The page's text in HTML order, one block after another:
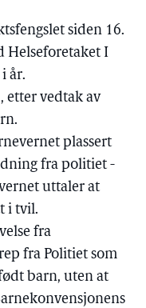
siden 16.
Helseforetaket I
år.
etter vedtak av
plassert
fra politiet -
uttaler at
i tvil.
fra
fra Politiet som
barn, uten at